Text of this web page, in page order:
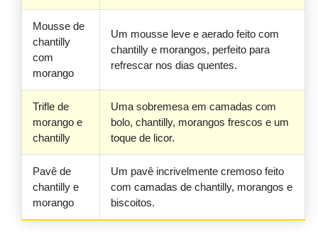
Mousse de
chantilly
com
morango
Um mousse leve e aerado feito com
chantilly e morangos, perfeito para
refrescar nos dias quentes.
Trifle de
morango e
chantilly
Uma sobremesa em camadas com
bolo, chantilly, morangos frescos e um
toque de licor.
Pavê de
chantilly e
morango
Um pavê incrivelmente cremoso feito
com camadas de chantilly, morangos e
biscoitos.